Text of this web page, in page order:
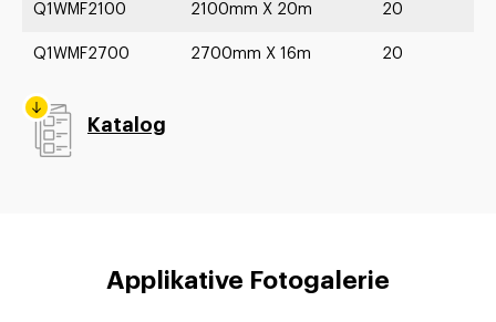
Q1WMF2100 2100mm X 20m 20
Q1WMF2700 2700mm X 16m 20
Katalog
Applikative Fotogalerie